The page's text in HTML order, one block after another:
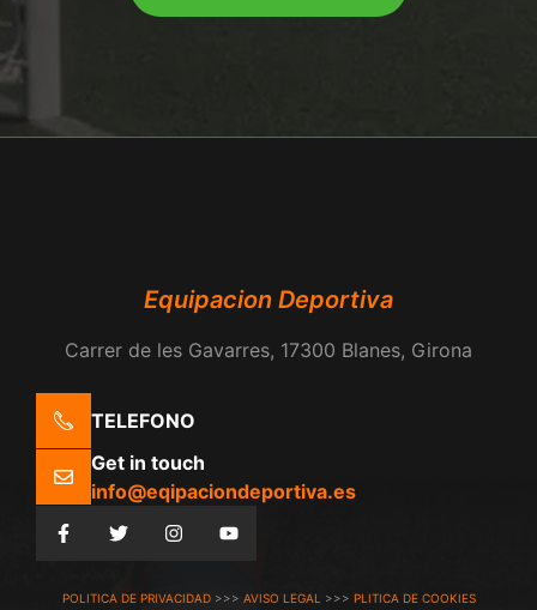
Equipacion Deportiva
Carrer de les Gavarres, 17300 Blanes, Girona
TELEFONO
Get in touch
info@eqipaciondeportiva.es
POLITICA DE PRIVACIDAD>>> AVISO LEGAL >>> PLITICA DE COOKIES